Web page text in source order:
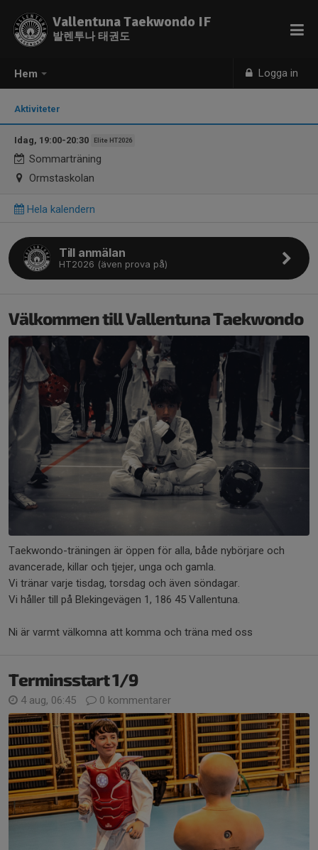
Hem Logga in
Vallentuna Taekwondo IF
발렌투나 태권도
Aktiviteter
Idag, 19:00-20:30 Elite HT2026
Sommarträning
Ormstaskolan
Hela kalendern
Till anmälan
HT2026 (även prova på)
Välkommen till Vallentuna Taekwondo
Taekwondo-träningen är öppen för alla, både nybörjare och
avancerade, killar och tjejer, unga och gamla.
Vi tränar varje tisdag, torsdag och även söndagar.
Vi håller till på Blekingevägen 1, 186 45 Vallentuna.
Ni är varmt välkomna att komma och träna med oss
Terminsstart 1/9
4 aug, 06:45 0 kommentarer